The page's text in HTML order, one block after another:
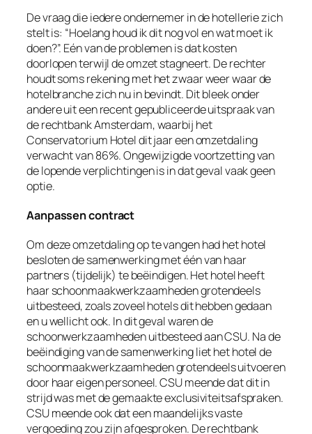
De vraag die iedere ondernemer in de hotellerie zich
stelt is: “Hoelang houd ik dit nog vol en wat moet ik
doen?”. Eén van de problemen is dat kosten
doorlopen terwijl de omzet stagneert. De rechter
houdt soms rekening met het zwaar weer waar de
hotelbranche zich nu in bevindt. Dit bleek onder
andere uit een recent gepubliceerde uitspraak van
de rechtbank Amsterdam, waarbij het
Conservatorium Hotel dit jaar een omzetdaling
verwacht van 86%. Ongewijzigde voortzetting van
de lopende verplichtingen is in dat geval vaak geen
optie.
Aanpassen contract
Om deze omzetdaling op te vangen had het hotel
besloten de samenwerking met één van haar
partners (tijdelijk) te beëindigen. Het hotel heeft
haar schoonmaakwerkzaamheden grotendeels
uitbesteed, zoals zoveel hotels dit hebben gedaan
en u wellicht ook. In dit geval waren de
schoonwerkzaamheden uitbesteed aan CSU. Na de
beëindiging van de samenwerking liet het hotel de
schoonmaakwerkzaamheden grotendeels uitvoeren
door haar eigen personeel. CSU meende dat dit in
strijd was met de gemaakte exclusiviteitsafspraken.
CSU meende ook dat een maandelijks vaste
vergoeding zou zijn afgesproken. De rechtbank